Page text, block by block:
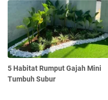
5 Habitat Rumput Gajah Mini
Tumbuh Subur